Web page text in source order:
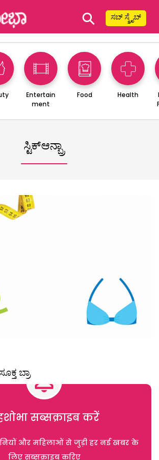
⚲ ಸಬ್ ಸ್ಕ್ರೈಬ್
Entertain
ment
Food Health
ಸ್ಟಿಕ್ಆನ್ಬ್ರಾ
ಬ್ರಾ
सब्सक्राइब करें
और महिलाओं से जुड़ी हर नई खबर के
लिए सब्सक्राइब करिए